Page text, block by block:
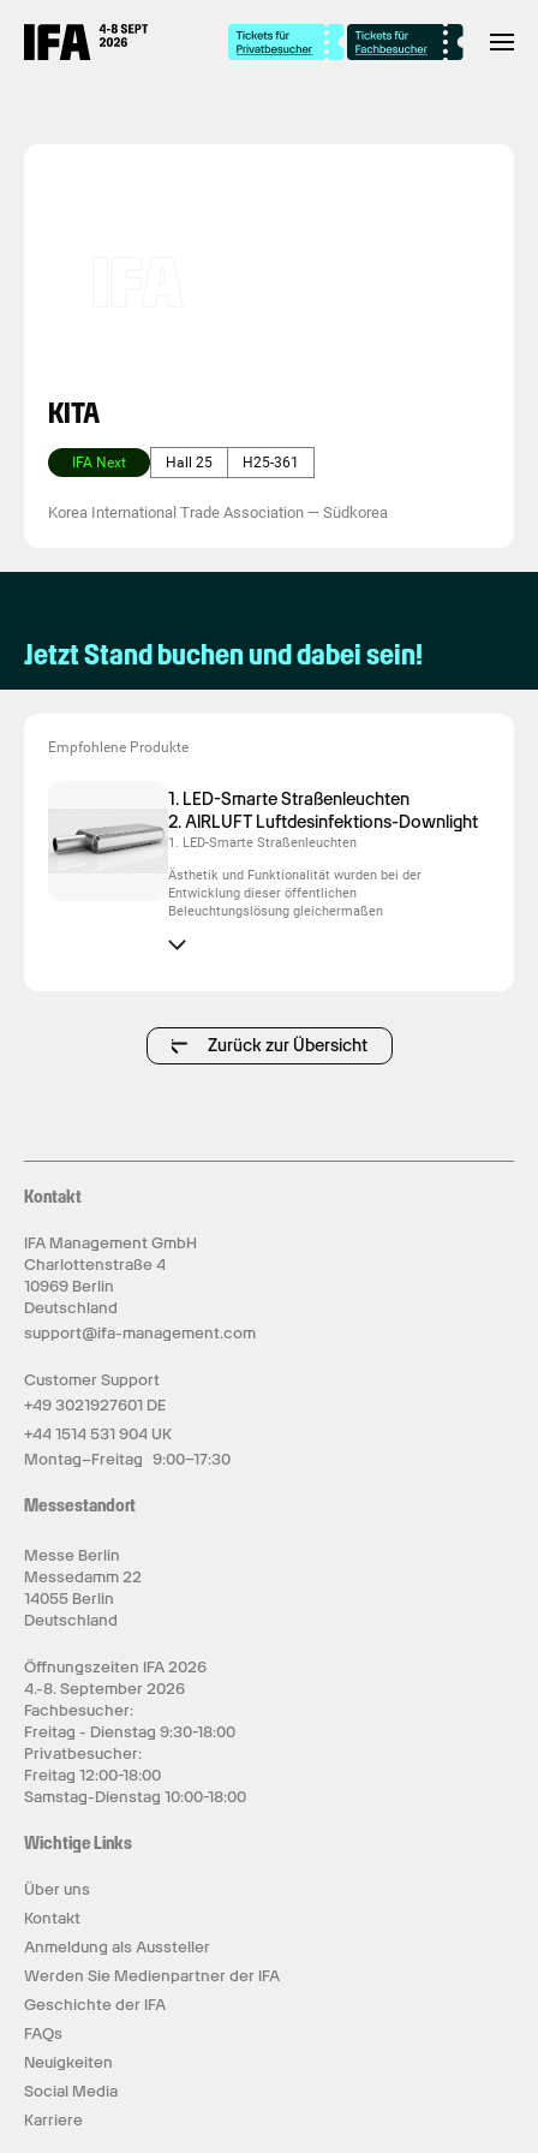
KITA
IFA Next Hall 25 H25-361
Korea International Trade Association — Südkorea
Jetzt Stand buchen und dabei sein!
Empfohlene Produkte
1. LED-Smarte Straßenleuchten
2. AIRLUFT Luftdesinfektions-Downlight
1. LED-Smarte Straßenleuchten
Ästhetik und Funktionalität wurden bei der
Entwicklung dieser öffentlichen
Beleuchtungslösung gleichermaßen
Umgebungen ein. Ausgestattet mit einem
gezielt dorthin gelenkt, wo es benötigt wird.
Dadurch werden eine optimale Ausleuchtung
Der deckenbündige Luftdesinfektionsreiniger
Abmessungen wie ein herkömmliches 6-Zoll-LED-
für eine kontinuierliche Luftdesinfektion.
Zurück zur Übersicht
Kontakt
IFA Management GmbH
Charlottenstraße 4
10969 Berlin
Deutschland
support@ifa-management.com
Customer Support
+49 3021927601 DE
+44 1514 531 904 UK
Montag–Freitag 9:00–17:30
Messestandort
Messe Berlin
Messedamm 22
14055 Berlin
Deutschland
Öffnungszeiten IFA 2026
4.-8. September 2026
Fachbesucher:
Freitag - Dienstag 9:30-18:00
Privatbesucher:
Freitag 12:00-18:00
Samstag-Dienstag 10:00-18:00
Wichtige Links
Über uns
Kontakt
Anmeldung als Aussteller
Werden Sie Medienpartner der IFA
Geschichte der IFA
FAQs
Neuigkeiten
Social Media
Karriere